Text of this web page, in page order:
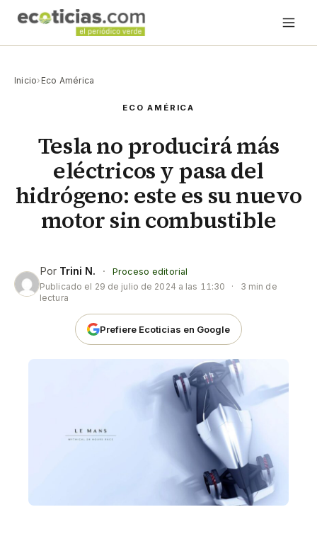
Inicio› Eco América
ECO AMÉRICA
Tesla no producirá más
eléctricos y pasa del
hidrógeno: este es su nuevo
motor sin combustible
Por Trini N. ·
Proceso editorial
Publicado el 29 de julio de 2024 a las 11:30 ·
3 min de
lectura
Prefiere Ecoticias en Google